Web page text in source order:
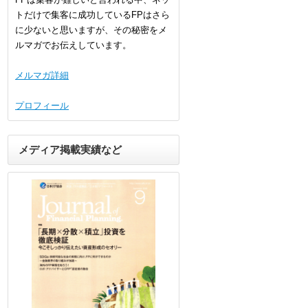
トだけで集客に成功しているFPはさら
に少ないと思いますが、その秘密をメ
ルマガでお伝えしています。
メルマガ詳細
プロフィール
メディア掲載実績など